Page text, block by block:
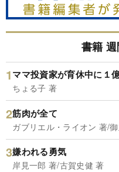
書籍
ママ投資家が育休中に１
ちょる子 著
筋肉が全て
ガブリエル・ライオン 著/
嫌われる勇気
岸見一郎 著/古賀史健 著